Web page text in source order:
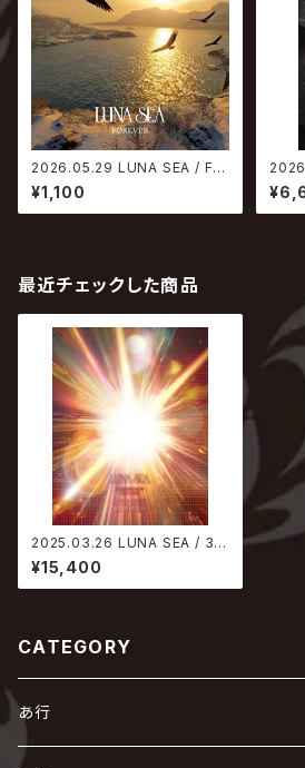
2026.05.29 LUNA SEA / FO
REVER
¥1,100
h
TO
DE-
最近チェックした商品
2025.03.26 LUNA SEA / 35t
h ANNIVERSARY TOUR 202
4 ERA TO ERA "SHINING B
RIGHTLY" | "BRAND NEW C
¥15,400
CATEGORY
あ行